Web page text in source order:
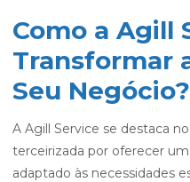
Como a Agill
Transformar
Seu Negócio?
A Agill Service se destaca
terceirizada por oferecer
adaptado às necessidades